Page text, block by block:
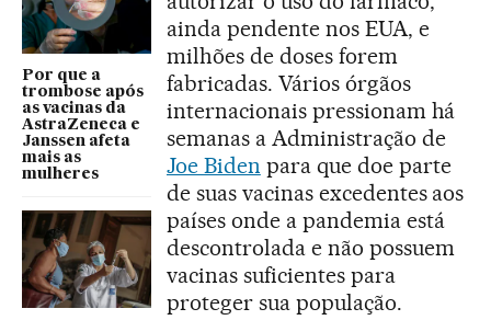
Por que a
trombose após
as vacinas da
AstraZeneca e
Janssen afeta
mais as
mulheres
ainda pendente nos EUA, e
milhões de doses forem
fabricadas. Vários órgãos
internacionais pressionam há
semanas a Administração de
Joe Biden para que doe parte
de suas vacinas excedentes aos
países onde a pandemia está
descontrolada e não possuem
vacinas suficientes para
proteger sua população.